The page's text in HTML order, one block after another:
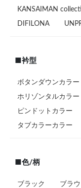
KANSAIMAN
DIFILONA
■衿型
ボタンダウンカラー
ホリゾンタルカラー
ピンドットカラー
タブカラーカラー
■色/柄
ブラック ブラ